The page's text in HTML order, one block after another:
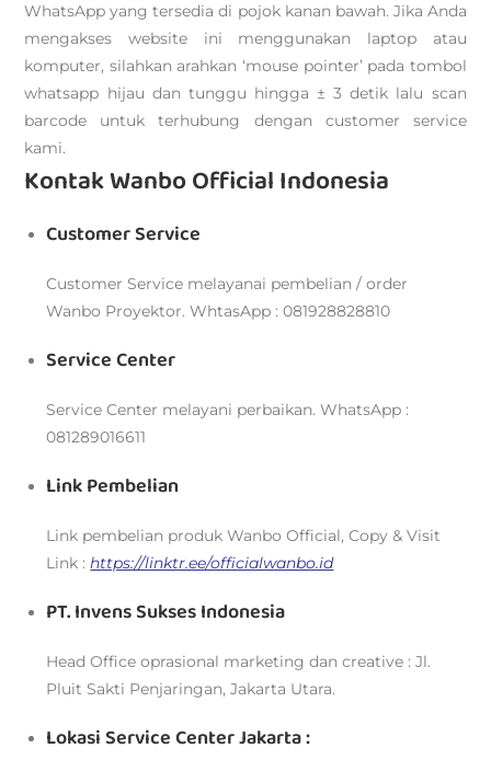
WhatsApp yang tersedia di pojok kanan bawah. Jika Anda
mengakses website ini menggunakan laptop atau
komputer, silahkan arahkan ‘mouse pointer’ pada tombol
whatsapp hijau dan tunggu hingga ± 3 detik lalu scan
barcode untuk terhubung dengan customer service
kami.
Kontak Wanbo Official Indonesia
Customer Service
Customer Service melayanai pembelian / order
Wanbo Proyektor. WhtasApp : 081928828810
Service Center
Service Center melayani perbaikan. WhatsApp :
081289016611
Link Pembelian
Link pembelian produk Wanbo Official, Copy & Visit
Link :https://linktr.ee/officialwanbo.id
PT. Invens Sukses Indonesia
Head Office oprasional marketing dan creative : Jl.
Pluit Sakti Penjaringan, Jakarta Utara.
Lokasi Service Center Jakarta :